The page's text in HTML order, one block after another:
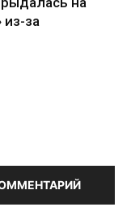
из-за